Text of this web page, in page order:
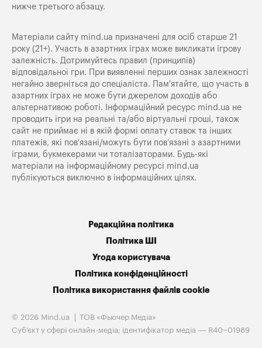
нижче третього абзацу.
Матеріали сайту mind.ua призначені для осіб старше 21
року (21+). Участь в азартних іграх може викликати ігрову
залежність. Дотримуйтесь правил (принципів)
відповідальної гри. При виявленні перших ознак залежності
негайно зверніться до спеціаліста. Пам'ятайте, що участь в
азартних іграх не може бути джерелом доходів або
альтернативою роботі. Інформаційний ресурс mind.ua не
проводить ігри на реальні та/або віртуальні гроші, також
сайт не приймає ні в якій формі оплату ставок та інших
платежів, які пов’язані/можуть бути пов’язані з азартними
іграми, букмекерами чи тоталізаторами. Будь-які
матеріали на інформаційному ресурсі mind.ua
публікуються виключно в інформаційних цілях.
Редакційна політика
Політика ШІ
Угода користувача
Політика конфіденційності
Політика використання файлів cookie
© 2026 Mind.ua
ТОВ «Фьючер Медiа»
Cуб'єкт у сфері онлайн-медіа; ідентифікатор медіа — R40−01989